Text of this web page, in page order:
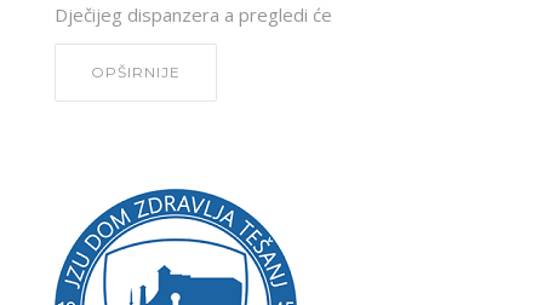
Dječijeg dispanzera a pregledi će
OPŠIRNIJE